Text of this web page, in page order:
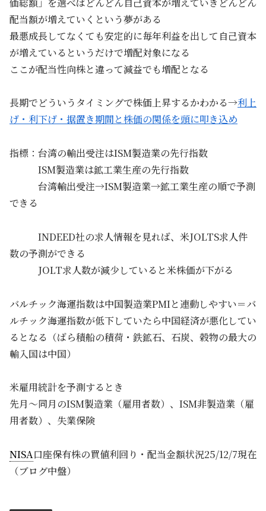
価総額」を選べばどんどん自己資本が増えていきどんどん
配当額が増えていくという夢がある
最悪成長してなくても安定的に毎年利益を出して自己資本
が増えているというだけで増配対象になる
ここが配当性向株と違って減益でも増配となる
長期でどういうタイミングで株価上昇するかわかる→利上
げ・利下げ・据置き期間と株価の関係を頭に叩き込め
指標：台湾の輸出受注はISM製造業の先行指数
ISM製造業は鉱工業生産の先行指数
台湾輸出受注→ISM製造業→鉱工業生産の順で予測
できる
INDEED社の求人情報を見れば、米JOLTS求人件
数の予測ができる
JOLT求人数が減少していると米株価が下がる
バルチック海運指数は中国製造業PMIと連動しやすい＝バ
ルチック海運指数が低下していたら中国経済が悪化してい
るとなる（ばら積船の積荷・鉄鉱石、石炭、穀物の最大の
輸入国は中国）
米雇用統計を予測するとき
先月～同月のISM製造業（雇用者数）、ISM非製造業（雇
用者数）、失業保険
NISA口座保有株の買値利回り・配当金額状況25/12/7現在
（ブログ中盤）